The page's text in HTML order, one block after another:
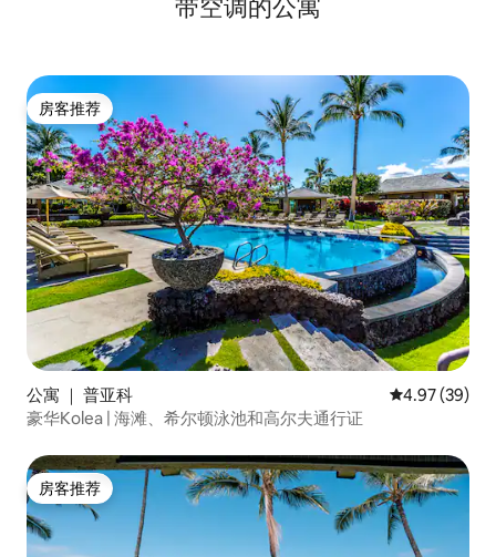
带空调的公寓
房客推荐
房客推荐
公寓 ｜ 普亚科 平均评分
4.97 (39)
豪华Kolea | 海滩、希尔顿泳池和高尔夫通行证
房客推荐
房客推荐